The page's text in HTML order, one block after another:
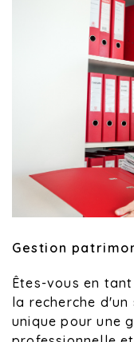
Gestion
Êtes-vous en
la recherche
unique pour une